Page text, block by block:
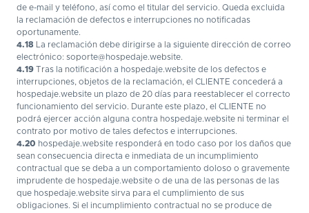
de e-mail y teléfono, así como el titular del servicio. Queda excluida
la reclamación de defectos e interrupciones no notificadas
oportunamente.
4.18 La reclamación debe dirigirse a la siguiente dirección de correo
electrónico: soporte@hospedaje.website.
4.19 Tras la notificación a hospedaje.website de los defectos e
interrupciones, objetos de la reclamación, el CLIENTE concederá a
hospedaje.website un plazo de 20 días para reestablecer el correcto
funcionamiento del servicio. Durante este plazo, el CLIENTE no
podrá ejercer acción alguna contra hospedaje.website ni terminar el
contrato por motivo de tales defectos e interrupciones.
4.20 hospedaje.website responderá en todo caso por los daños que
sean consecuencia directa e inmediata de un incumplimiento
contractual que se deba a un comportamiento doloso o gravemente
imprudente de hospedaje.website o de una de las personas de las
que hospedaje.website sirva para el cumplimiento de sus
obligaciones. Si el incumplimiento contractual no se produce de